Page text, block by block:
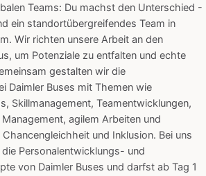
Teams: Du machst den Unterschied -
ein standortübergreifendes Team in
Wir richten unsere Arbeit an den
um Potenziale zu entfalten und echte
gestalten wir die
Daimler Buses mit Themen wie
Skillmanagement, Teamentwicklungen,
agilem Arbeiten und
und Inklusion. Bei uns
Personalentwicklungs- und
von Daimler Buses und darfst ab Tag 1